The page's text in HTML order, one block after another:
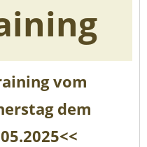
vom
dem